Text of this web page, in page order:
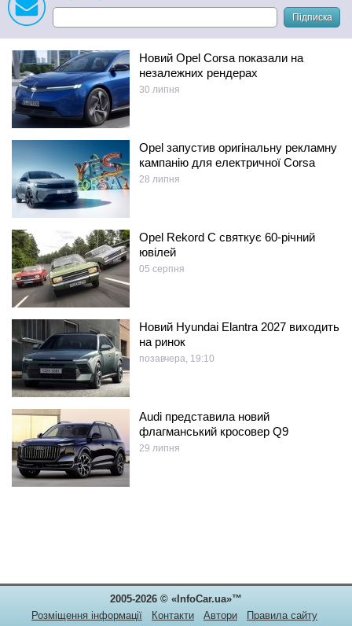
Підписка
Новий Opel Corsa показали на
незалежних рендерах
30 липня
Opel запустив оригінальну рекламну
кампанію для електричної Corsa
28 липня
Opel Rekord C святкує 60-річний
ювілей
05 серпня
Новий Hyundai Elantra 2027 виходить
на ринок
позавчера, 19:10
Audi представила новий
флагманський кросовер Q9
29 липня
2005-2026 © «InfoCar.ua»™
Розміщення інформації
Контакти Автори
Правила сайту